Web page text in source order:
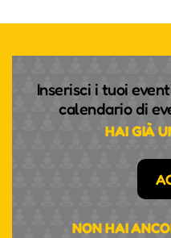
Inserisci i tuoi
calendario di
HAI GIÀ
NON HAI